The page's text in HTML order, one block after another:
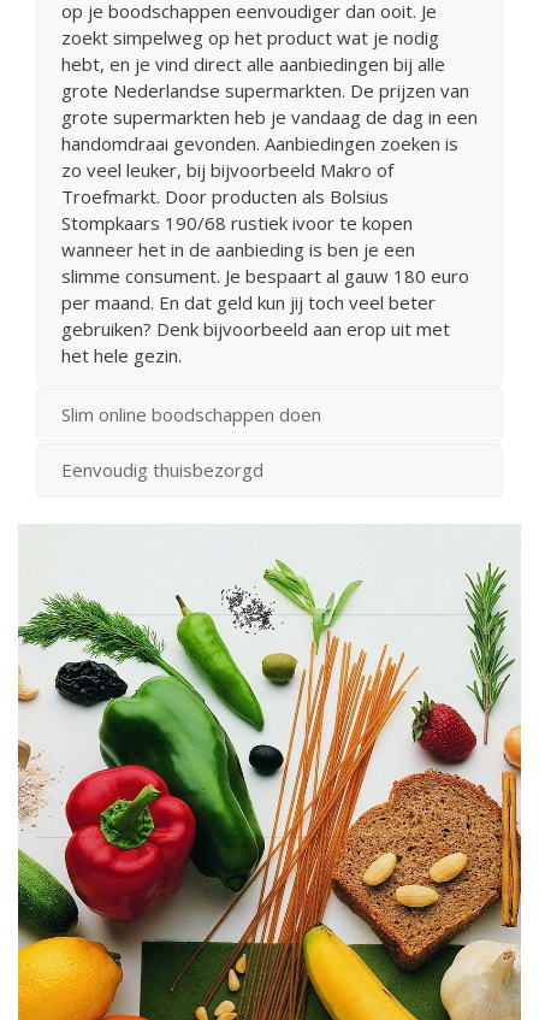
op je boodschappen eenvoudiger dan ooit. Je
zoekt simpelweg op het product wat je nodig
hebt, en je vind direct alle aanbiedingen bij alle
grote Nederlandse supermarkten. De prijzen van
grote supermarkten heb je vandaag de dag in een
handomdraai gevonden. Aanbiedingen zoeken is
zo veel leuker, bij bijvoorbeeld Makro of
Troefmarkt. Door producten als Bolsius
Stompkaars 190/68 rustiek ivoor te kopen
wanneer het in de aanbieding is ben je een
slimme consument. Je bespaart al gauw 180 euro
per maand. En dat geld kun jij toch veel beter
gebruiken? Denk bijvoorbeeld aan erop uit met
het hele gezin.
Slim online boodschappen doen
Eenvoudig thuisbezorgd